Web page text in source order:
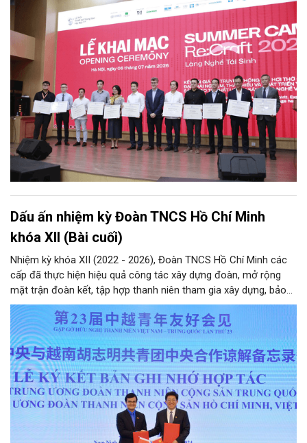
mùa tổ chức trước đó (2022 - 2025) tại khu vực phía Nam.
Dấu ấn nhiệm kỳ Đoàn TNCS Hồ Chí Minh
khóa XII (Bài cuối)
Nhiệm kỳ khóa XII (2022 - 2026), Đoàn TNCS Hồ Chí Minh các
cấp đã thực hiện hiệu quả công tác xây dựng đoàn, mở rộng
mặt trận đoàn kết, tập hợp thanh niên tham gia xây dựng, bảo
vệ Đảng và hệ thống chính trị; công tác quốc tế thanh niên;
tham mưu, phối hợp… Qua đó hoàn thành các mục tiêu nghị
quyết Đại hội Đoàn khóa XII đặt ra, hướng tới nhiệm kỳ khóa XIII
với hành động cách mạng thống nhất: “Tuổi trẻ Việt Nam tiên
phong trong kỷ nguyên mới”.